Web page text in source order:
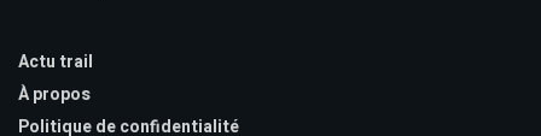
Actu trail
À propos
Politique de confidentialité